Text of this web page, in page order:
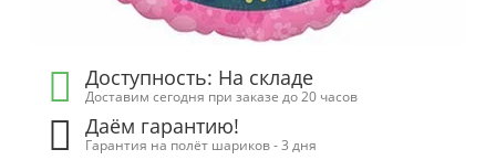
Доступность: На складе
Доставим сегодня при заказе до 20 часов
Даём гарантию!
Гарантия на полёт шариков - 3 дня